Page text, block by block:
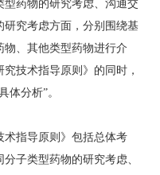
型药物的研究考虑、沟通交
究考虑方面，分别围绕基
物、其他类型药物进行介
技术指导原则》的同时，
体分析”。
指导原则》包括总体考
子类型药物的研究考虑、